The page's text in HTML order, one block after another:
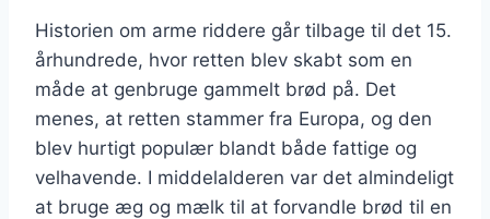
Historien om arme riddere går tilbage til det 15.
århundrede, hvor retten blev skabt som en
måde at genbruge gammelt brød på. Det
menes, at retten stammer fra Europa, og den
blev hurtigt populær blandt både fattige og
velhavende. I middelalderen var det almindeligt
at bruge æg og mælk til at forvandle brød til en